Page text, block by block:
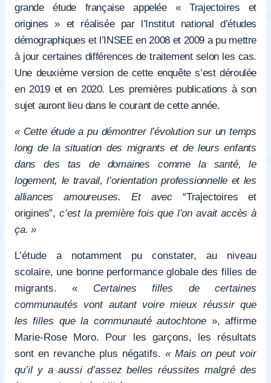
grande étude française appelée « Trajectoires et
origines » et réalisée par l’Institut national d’études
démographiques et l’INSEE en 2008 et 2009 a pu mettre
à jour certaines différences de traitement selon les cas.
Une deuxième version de cette enquête s’est déroulée
en 2019 et en 2020. Les premières publications à son
sujet auront lieu dans le courant de cette année.
« Cette étude a pu démontrer l’évolution sur un temps
long de la situation des migrants et de leurs enfants
dans des tas de domaines comme la santé, le
logement, le travail, l’orientation professionnelle et les
alliances amoureuses. Et avec “Trajectoires et
origines”,c’est la première fois que l’on avait accès à
ça. »
L’étude a notamment pu constater, au niveau
scolaire, une bonne performance globale des filles de
migrants. « Certaines filles de certaines
communautés vont autant voire mieux réussir que
les filles que la communauté autochtone », affirme
Marie-Rose Moro. Pour les garçons, les résultats
sont en revanche plus négatifs. « Mais on peut voir
qu’il y a aussi d’assez belles réussites malgré des